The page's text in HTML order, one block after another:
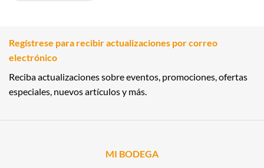
Regístrese para recibir actualizaciones por correo
electrónico
Reciba actualizaciones sobre eventos, promociones, ofertas
especiales, nuevos artículos y más.
MI BODEGA